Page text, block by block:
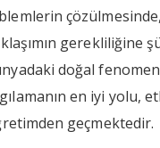
çözülmesinde,
gerekliliğine
doğal
en iyi yolu,
geçmektedir.